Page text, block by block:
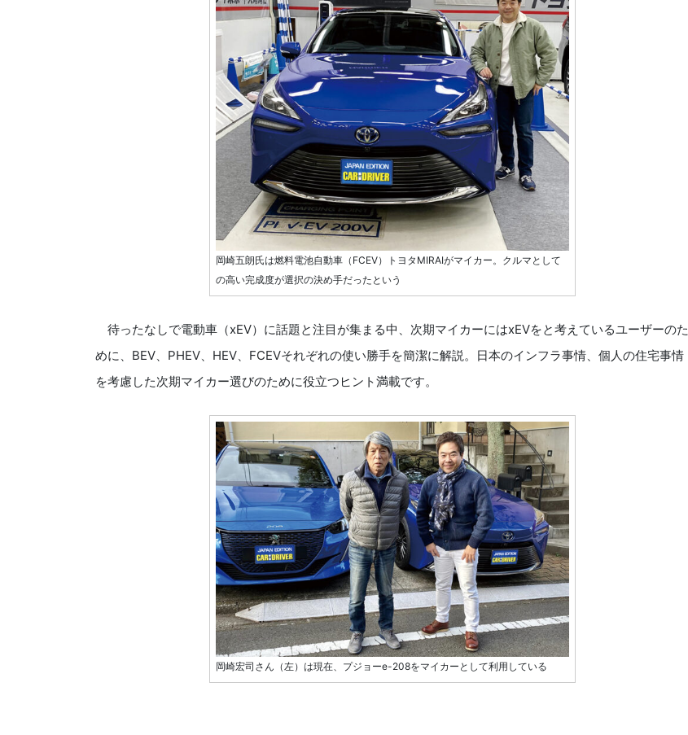
岡崎五朗氏は燃料電池自動車（FCEV）トヨタMIRAIがマイカー。クルマとして
の高い完成度が選択の決め手だったという
待ったなしで電動車（xEV）に話題と注目が集まる中、次期マイカーにはxEVをと考えているユーザーのた
めに、BEV、PHEV、HEV、FCEVそれぞれの使い勝手を簡潔に解説。日本のインフラ事情、個人の住宅事情
を考慮した次期マイカー選びのために役立つヒント満載です。
岡崎宏司さん（左）は現在、プジョーe-208をマイカーとして利用している